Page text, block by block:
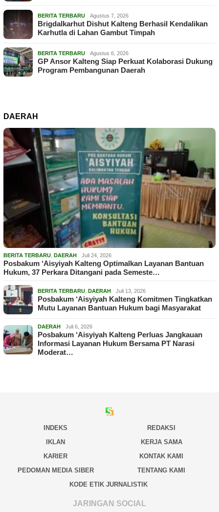
BERITA TERBARU Agustus 7, 2026
Brigdalkarhut Dishut Kalteng Berhasil Kendalikan
Karhutla di Lahan Gambut Timpah
BERITA TERBARU Agustus 6, 2026
GP Ansor Kalteng Siap Perkuat Kolaborasi Dukung
Program Pembangunan Daerah
DAERAH
BERITA TERBARU DAERAH Juli 24, 2026
Posbakum ‘Aisyiyah Kalteng Optimalkan Layanan Bantuan
Hukum, 37 Perkara Ditangani pada Semeste…
BERITA TERBARU DAERAH Juli 13, 2026
Posbakum ‘Aisyiyah Kalteng Komitmen Tingkatkan
Mutu Layanan Bantuan Hukum bagi Masyarakat
DAERAH Juli 6, 2026
Posbakum ‘Aisyiyah Kalteng Perluas Jangkauan
Informasi Layanan Hukum Bersama PT Narasi
Moderat…
INDEKS
REDAKSI
IKLAN
KERJA SAMA
KARIER
KONTAK KAMI
PEDOMAN MEDIA SIBER
TENTANG KAMI
KODE ETIK JURNALISTIK
JARINGAN SOCIAL